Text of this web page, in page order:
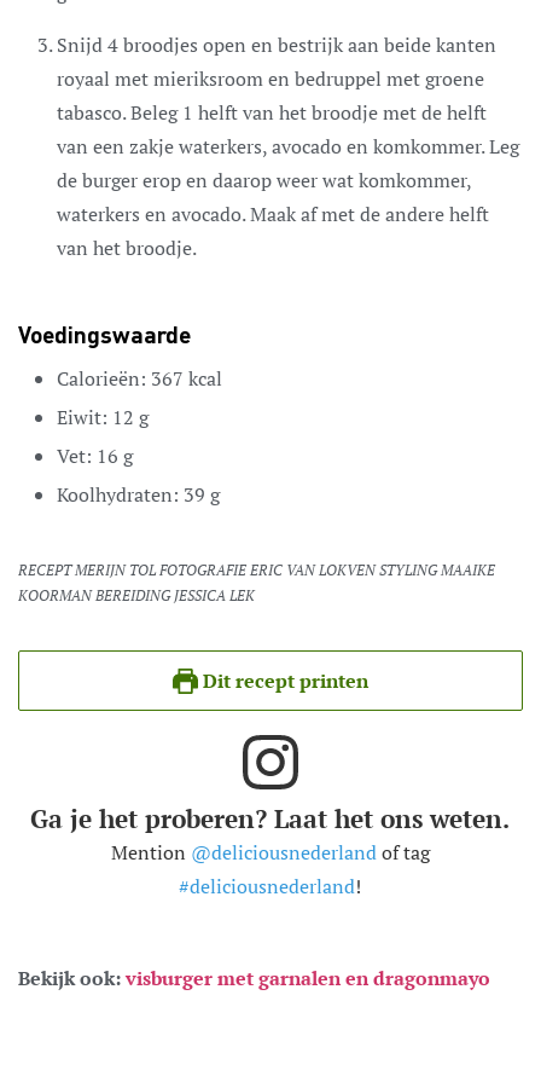
Snijd 4 broodjes open en bestrijk aan beide kanten
royaal met mieriksroom en bedruppel met groene
tabasco. Beleg 1 helft van het broodje met de helft
van een zakje waterkers, avocado en komkommer. Leg
de burger erop en daarop weer wat komkommer,
waterkers en avocado. Maak af met de andere helft
van het broodje.
Voedingswaarde
Calorieën: 367 kcal
Eiwit: 12 g
Vet: 16 g
Koolhydraten: 39 g
RECEPT MERIJN TOL FOTOGRAFIE ERIC VAN LOKVEN STYLING MAAIKE
KOORMAN BEREIDING JESSICA LEK
Dit recept printen
Ga je het proberen? Laat het ons weten.
Mention @deliciousnederlandof tag
#deliciousnederland!
Bekijk ook:visburger met garnalen en dragonmayo